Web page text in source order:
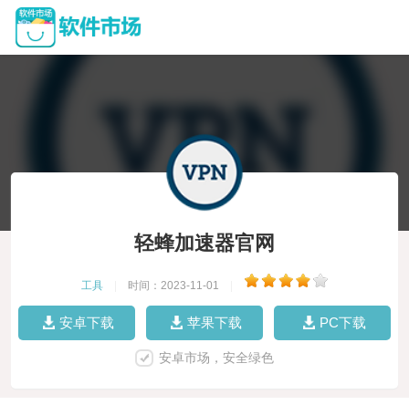
轻蜂加速器官网
工具 时间：2023-11-01
安卓下载 苹果下载 PC下载
安卓市场，安全绿色